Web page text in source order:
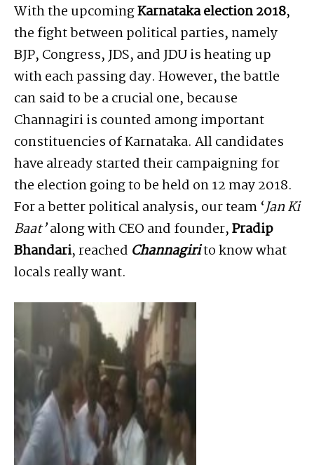
With the upcomingKarnataka election 2018,
the fight between political parties, namely
BJP, Congress, JDS, and JDU is heating up
with each passing day. However, the battle
can said to be a crucial one, because
Channagiri is counted among important
constituencies of Karnataka. All candidates
have already started their campaigning for
the election going to be held on 12 may 2018.
For a better political analysis, our team ‘Jan Ki
Baat’along with CEO and founder,Pradip
Bhandari, reached Channagirito know what
locals really want.